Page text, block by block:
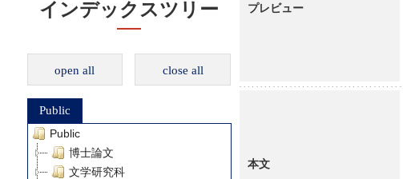
インデックスツリー
open all close all
Public
Public
博士論文
文学研究科
プレビュー
本文